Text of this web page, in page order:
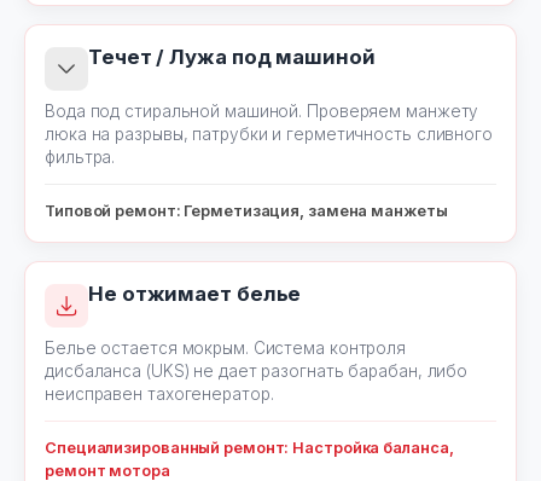
Течет / Лужа под машиной
Вода под стиральной машиной. Проверяем манжету
люка на разрывы, патрубки и герметичность сливного
фильтра.
Типовой ремонт: Герметизация, замена манжеты
Не отжимает белье
Белье остается мокрым. Система контроля
дисбаланса (UKS) не дает разогнать барабан, либо
неисправен тахогенератор.
Специализированный ремонт: Настройка баланса,
ремонт мотора